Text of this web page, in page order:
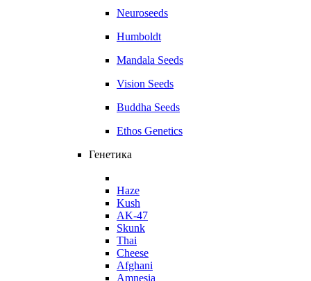
Neuroseeds
Humboldt
Mandala Seeds
Vision Seeds
Buddha Seeds
Ethos Genetics
Генетика
Haze
Kush
AK-47
Skunk
Thai
Cheese
Afghani
Amnesia